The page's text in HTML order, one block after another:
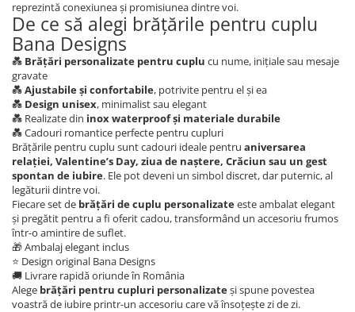
reprezintă conexiunea și promisiunea dintre voi.
De ce să alegi brățările pentru cuplu
Bana Designs
💑 Brățări personalizate pentru cuplu cu nume, inițiale sau mesaje
gravate
💑Ajustabile și confortabile, potrivite pentru el și ea
💑 Design unisex, minimalist sau elegant
💑 Realizate din inox waterproof și materiale durabile
💑 Cadouri romantice perfecte pentru cupluri
Brățările pentru cuplu sunt cadouri ideale pentru aniversarea
relației, Valentine’s Day, ziua de naștere, Crăciun sau un gest
spontan de iubire. Ele pot deveni un simbol discret, dar puternic, al
legăturii dintre voi.
Fiecare set de brățări de cuplu personalizateeste ambalat elegant
și pregătit pentru a fi oferit cadou, transformând un accesoriu frumos
într-o amintire de suflet.
🎁 Ambalaj elegant inclus
⭐ Design original Bana Designs
🚚 Livrare rapidă oriunde în România
Alege brățări pentru cupluri personalizateși spune povestea
voastră de iubire printr-un accesoriu care vă însoțește zi de zi.